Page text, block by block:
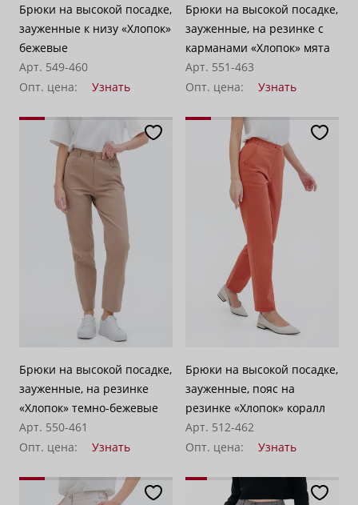
Брюки на высокой посадке,
зауженные к низу «Хлопок»
бежевые
Арт. 549-460
Опт. цена:
Узнать
Брюки на высокой посадке,
зауженные, на резинке с
карманами «Хлопок» мята
Арт. 551-463
Опт. цена:
Узнать
Брюки на высокой посадке,
зауженные, на резинке
«Хлопок» темно-бежевые
Арт. 550-461
Опт. цена:
Узнать
Брюки на высокой посадке,
зауженные, пояс на
резинке «Хлопок» коралл
Арт. 512-462
Опт. цена:
Узнать